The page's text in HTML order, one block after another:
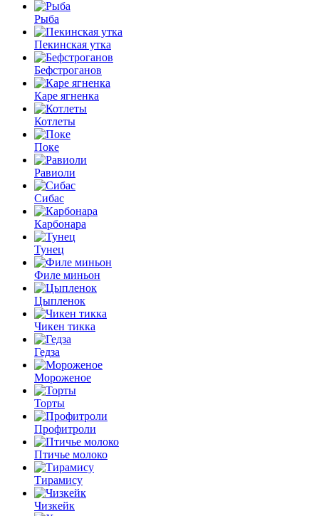
Рыба
Пекинская утка
Бефстроганов
Каре ягненка
Котлеты
Поке
Равиоли
Сибас
Карбонара
Тунец
Филе миньон
Цыпленок
Чикен тикка
Гедза
Мороженое
Торты
Профитроли
Птичье молоко
Тирамису
Чизкейк